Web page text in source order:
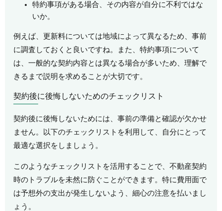
特約事項がある場合、その内容が自分に不利ではな
いか。
例えば、更新料については地域によって異なるため、事前
に調査しておくと良いですね。また、特約事項について
は、一般的な契約内容とは異なる場合が多いため、理解で
きるまで説明を求めることが大切です。
契約後に後悔しないためのチェックリスト
契約後に後悔しないためには、事前の準備と確認が欠かせ
ません。以下のチェックリストを利用して、自分にとって
最適な選択をしましょう。
このようなチェックリストを活用することで、不動産契約
時のトラブルを未然に防ぐことができます。特に費用面で
は予想外の支出が発生しないよう、細心の注意を払いまし
ょう。